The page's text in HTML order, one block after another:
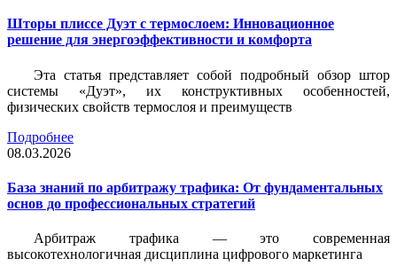
Шторы плиссе Дуэт с термослоем: Инновационное
решение для энергоэффективности и комфорта
Эта статья представляет собой подробный обзор штор
системы «Дуэт», их конструктивных особенностей,
физических свойств термослоя и преимуществ
Подробнее
08.03.2026
База знаний по арбитражу трафика: От фундаментальных
основ до профессиональных стратегий
Арбитраж трафика — это современная
высокотехнологичная дисциплина цифрового маркетинга